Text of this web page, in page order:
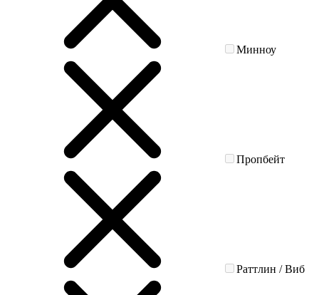
Минноу
Пропбейт
Раттлин / Виб